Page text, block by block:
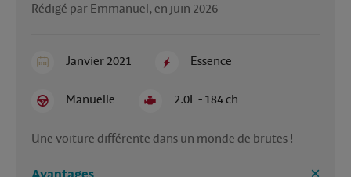
Rédigé par Emmanuel, en juin 2026
Janvier 2021 Essence
Manuelle 2.0L - 184 ch
Une voiture différente dans un monde de brutes !